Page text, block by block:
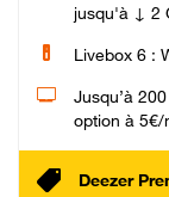
jusqu'à ↓ 2
Livebox 6 :
Jusqu’à
option à 5€/
Deezer